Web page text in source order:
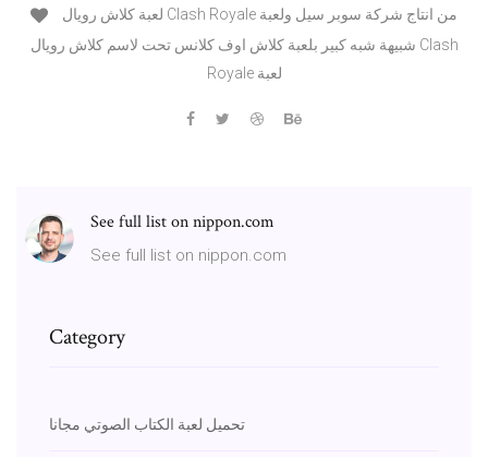
شبيهة شبه كبير بلعبة كلاش اوف كلانس تحت لاسم كلاش رويال Clash
Royale لعبة
See full list on nippon.com
See full list on nippon.com
Category
تحميل لعبة الكتاب الصوتي مجانا